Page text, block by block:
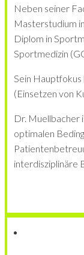
Neben seiner
Masterstudium
Diplom in
Sportmedizin
Sein
(Einsetzen von
Dr. Muellbacher
optimalen
interdisziplinäre